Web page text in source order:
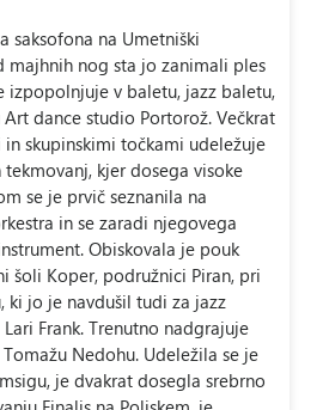
saksofona na Umetniški
majhnih nog sta jo zanimali ples
izpopolnjuje v baletu, jazz baletu,
dance studio Portorož. Večkrat
skupinskimi točkami udeležuje
kjer dosega visoke
se je prvič seznanila na
in se zaradi njegovega
Obiskovala je pouk
šoli Koper, podružnici Piran, pri
ki jo je navdušil tudi za jazz
Frank. Trenutno nadgrajuje
Nedohu. Udeležila se je
je dvakrat dosegla srebrno